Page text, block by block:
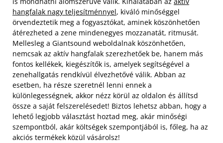
hangfalak nagy teljesítménnyel, kiváló minőséggel
örvendeztetik meg a fogyasztókat, aminek köszönhetően
átérezheted a zene mindenegyes mozzanatát, ritmusát.
Mellesleg a Giantsound weboldalnak köszönhetően,
nemcsak az aktív hangfalak szerezhetőek be, hanem más
fontos kellékek, kiegészítők is, amelyek segítségével a
zenehallgatás rendkívül élvezhetővé válik. Abban az
esetben, ha része szeretnél lenni ennek a
különlegességnek, akkor nézz körül az oldalon és állítsd
össze a saját felszerelésedet! Biztos lehetsz abban, hogy a
lehető legjobb választást hoztad meg, akár minőségi
szempontból, akár költségek szempontjából is, főleg, ha az
akciós termékek közül vásárolsz!